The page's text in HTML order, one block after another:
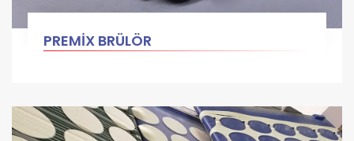
PREMİX BRÜLÖR